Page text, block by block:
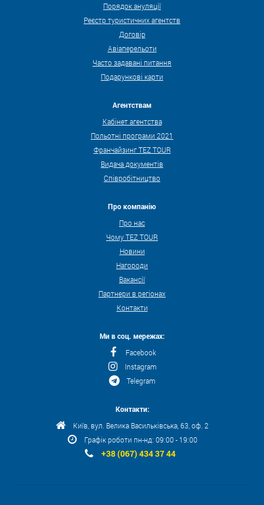
Порядок ануляції
Реєстр туристичних агентств
Договір
Авіаперельоти
Часто задавані питання
Подарункові карти
Агентствам
Кабінет агентства
Польотні програми 2021
Франчайзинг TEZ TOUR
Видача документів
Співробітництво
Про компанію
Про нас
Чому TEZ TOUR
Новини
Нагороди
Вакансії
Партнери в регіонах
Контакти
Ми в соц. мережах:
Facebook
Instagram
Telegram
Контакти:
Київ, вул. Велика Васильківська, 63, оф. 2
Графік роботи пн-нд: 09:00 - 19:00
+38 (067) 434 37 44